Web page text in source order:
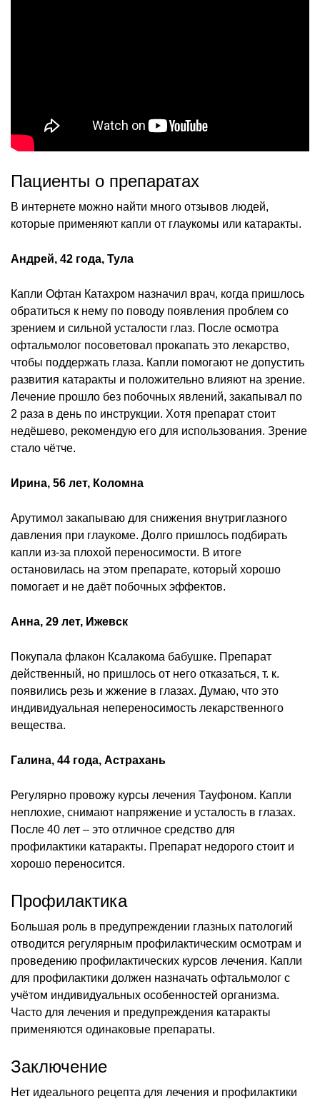
Пациенты о препаратах
В интернете можно найти много отзывов людей,
которые применяют капли от глаукомы или катаракты.
Андрей, 42 года, Тула
Капли Офтан Катахром назначил врач, когда пришлось
обратиться к нему по поводу появления проблем со
зрением и сильной усталости глаз. После осмотра
офтальмолог посоветовал прокапать это лекарство,
чтобы поддержать глаза. Капли помогают не допустить
развития катаракты и положительно влияют на зрение.
Лечение прошло без побочных явлений, закапывал по
2 раза в день по инструкции. Хотя препарат стоит
недёшево, рекомендую его для использования. Зрение
стало чётче.
Ирина, 56 лет, Коломна
Арутимол закапываю для снижения внутриглазного
давления при глаукоме. Долго пришлось подбирать
капли из-за плохой переносимости. В итоге
остановилась на этом препарате, который хорошо
помогает и не даёт побочных эффектов.
Анна, 29 лет, Ижевск
Покупала флакон Ксалакома бабушке. Препарат
действенный, но пришлось от него отказаться, т. к.
появились резь и жжение в глазах. Думаю, что это
индивидуальная непереносимость лекарственного
вещества.
Галина, 44 года, Астрахань
Регулярно провожу курсы лечения Тауфоном. Капли
неплохие, снимают напряжение и усталость в глазах.
После 40 лет – это отличное средство для
профилактики катаракты. Препарат недорого стоит и
хорошо переносится.
Профилактика
Большая роль в предупреждении глазных патологий
отводится регулярным профилактическим осмотрам и
проведению профилактических курсов лечения. Капли
для профилактики должен назначать офтальмолог с
учётом индивидуальных особенностей организма.
Часто для лечения и предупреждения катаракты
применяются одинаковые препараты.
Заключение
Нет идеального рецепта для лечения и профилактики